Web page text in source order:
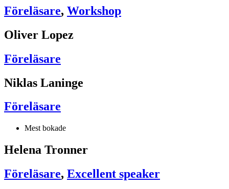
Föreläsare, Workshop
Oliver Lopez
Föreläsare
Niklas Laninge
Föreläsare
Mest bokade
Helena Tronner
Föreläsare, Excellent speaker